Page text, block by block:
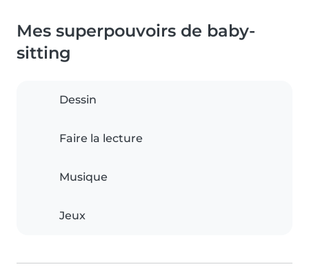
Mes superpouvoirs de baby-
sitting
Dessin
Faire la lecture
Musique
Jeux